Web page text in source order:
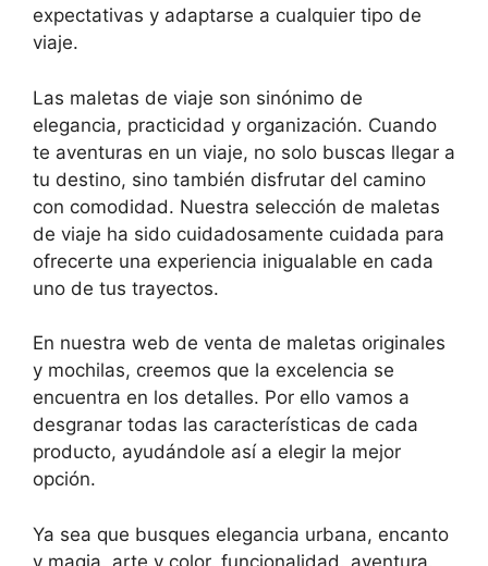
expectativas y adaptarse a cualquier tipo de
viaje.
Las maletas de viaje son sinónimo de
elegancia, practicidad y organización. Cuando
te aventuras en un viaje, no solo buscas llegar a
tu destino, sino también disfrutar del camino
con comodidad. Nuestra selección de maletas
de viaje ha sido cuidadosamente cuidada para
ofrecerte una experiencia inigualable en cada
uno de tus trayectos.
En nuestra web de venta de maletas originales
y mochilas, creemos que la excelencia se
encuentra en los detalles. Por ello vamos a
desgranar todas las características de cada
producto, ayudándole así a elegir la mejor
opción.
Ya sea que busques elegancia urbana, encanto
y magia, arte y color, funcionalidad, aventura,